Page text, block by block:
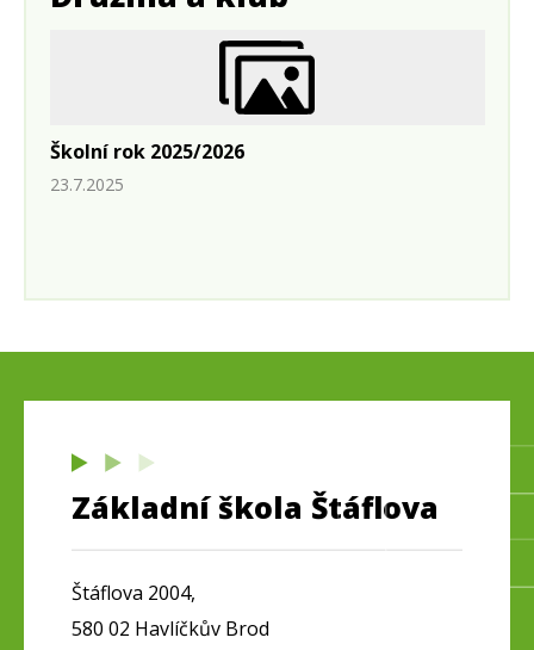
Školní rok 2025/2026
23.7.2025
Základní škola Štáflova
Štáflova 2004,
580 02 Havlíčkův Brod